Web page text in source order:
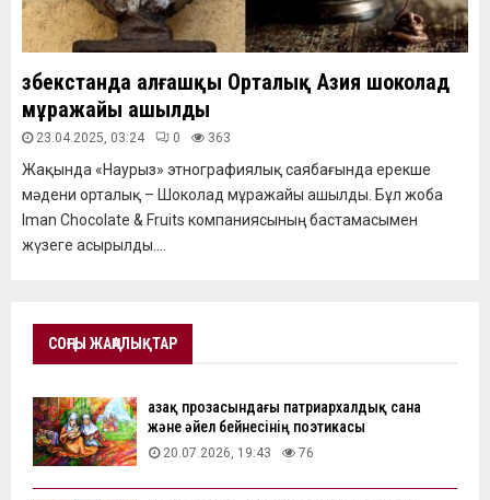
Өзбекстанда алғашқы Орталық Азия шоколад
мұражайы ашылды
23.04.2025, 03:24 0 363
Жақында «Наурыз» этнографиялық саябағында ерекше
мәдени орталық – Шоколад мұражайы ашылды. Бұл жоба
Iman Chocolate & Fruits компаниясының бастамасымен
жүзеге асырылды....
СОҢҒЫ ЖАҢАЛЫҚТАР
Қазақ прозасындағы патриархалдық сана
және әйел бейнесінің поэтикасы
20.07.2026, 19:43 76